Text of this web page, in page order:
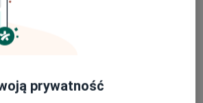
Elżbieta Majcherek
1 opinia
prywatność